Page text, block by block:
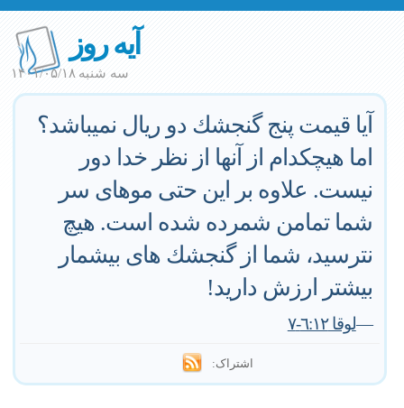
آیه روز
سه شنبه ۱۴۰۱/۰۵/۱۸
آيا قيمت پنج گنجشك دو ريال نميباشد؟
اما هيچكدام از آنها از نظر خدا دور
نيست. علاوه بر اين حتى موهاى سر
شما تمامن شمرده شده است. هيچ
نترسيد، شما از گنجشك هاى بيشمار
بيشتر ارزش داريد!
—لوقا ٦:١٢-٧
اشتراک: